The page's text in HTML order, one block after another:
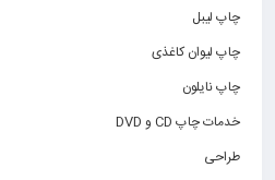
چاپ لیبل
چاپ لیوان کاغذی
چاپ نایلون
خدمات چاپ CD و DVD
طراحی